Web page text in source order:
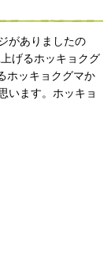
がありましたの
げるホッキョクグ
ホッキョクグマか
います。ホッキョ